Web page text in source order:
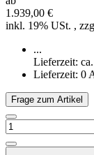
1.939,00 €
inkl. 19% USt. ,
...
Lieferzeit:
Lieferzeit: 0
Frage zum Artikel